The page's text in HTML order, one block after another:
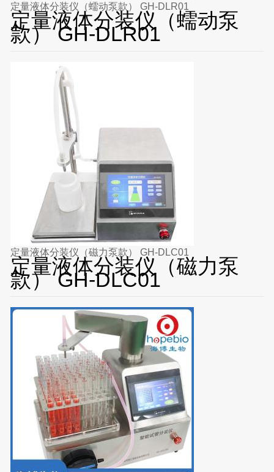
定量液体分装仪（蠕动泵款） GH-DLR01
定量液体分装仪（蠕动泵
款） GH-DLR01
定量液体分装仪（磁力泵款） GH-DLC01
定量液体分装仪（磁力泵
款） GH-DLC01